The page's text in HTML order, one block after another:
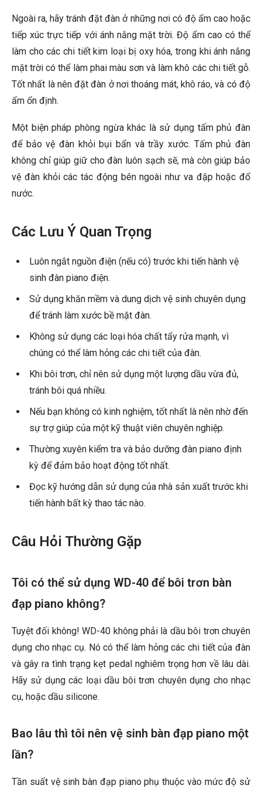
Ngoài ra, hãy tránh đặt đàn ở những nơi có độ ẩm cao hoặc
tiếp xúc trực tiếp với ánh nắng mặt trời. Độ ẩm cao có thể
làm cho các chi tiết kim loại bị oxy hóa, trong khi ánh nắng
mặt trời có thể làm phai màu sơn và làm khô các chi tiết gỗ.
Tốt nhất là nên đặt đàn ở nơi thoáng mát, khô ráo, và có độ
ẩm ổn định.
Một biện pháp phòng ngừa khác là sử dụng tấm phủ đàn
để bảo vệ đàn khỏi bụi bẩn và trầy xước. Tấm phủ đàn
không chỉ giúp giữ cho đàn luôn sạch sẽ, mà còn giúp bảo
vệ đàn khỏi các tác động bên ngoài như va đập hoặc đổ
nước.
Các Lưu Ý Quan Trọng
Luôn ngắt nguồn điện (nếu có) trước khi tiến hành vệ
sinh đàn piano điện.
Sử dụng khăn mềm và dung dịch vệ sinh chuyên dụng
để tránh làm xước bề mặt đàn.
Không sử dụng các loại hóa chất tẩy rửa mạnh, vì
chúng có thể làm hỏng các chi tiết của đàn.
Khi bôi trơn, chỉ nên sử dụng một lượng dầu vừa đủ,
tránh bôi quá nhiều.
Nếu bạn không có kinh nghiệm, tốt nhất là nên nhờ đến
sự trợ giúp của một kỹ thuật viên chuyên nghiệp.
Thường xuyên kiểm tra và bảo dưỡng đàn piano định
kỳ để đảm bảo hoạt động tốt nhất.
Đọc kỹ hướng dẫn sử dụng của nhà sản xuất trước khi
tiến hành bất kỳ thao tác nào.
Câu Hỏi Thường Gặp
Tôi có thể sử dụng WD-40 để bôi trơn bàn
đạp piano không?
Tuyệt đối không! WD-40 không phải là dầu bôi trơn chuyên
dụng cho nhạc cụ. Nó có thể làm hỏng các chi tiết của đàn
và gây ra tình trạng kẹt pedal nghiêm trọng hơn về lâu dài.
Hãy sử dụng các loại dầu bôi trơn chuyên dụng cho nhạc
cụ, hoặc dầu silicone.
Bao lâu thì tôi nên vệ sinh bàn đạp piano một
lần?
Tần suất vệ sinh bàn đạp piano phụ thuộc vào mức độ sử